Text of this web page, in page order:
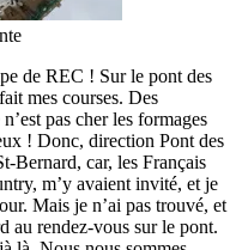
de REC ! Sur le pont des
mes courses. Des
pas cher les formages
! Donc, direction Pont des
Bernard, car, les Français
m’y avaient invité, et je
Mais je n’ai pas trouvé, et
au rendez-vous sur le pont.